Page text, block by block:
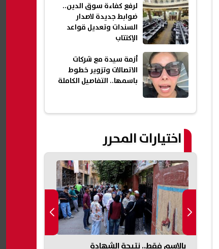
لرفع كفاءة سوق الدين..
ضوابط جديدة لاصدار
السندات وتعديل قواعد
الإكتتاب
أزمة سيدة مع شركات
الاتصالات وتزوير خطوط
باسمها.. التفاصيل الكاملة
اختيارات المحرر
بالاسم فقط.. نتيجة الشهادة